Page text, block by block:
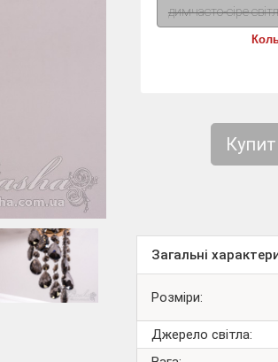
димчасто-сіре
Загальні
Розміри:
Джерело світла: